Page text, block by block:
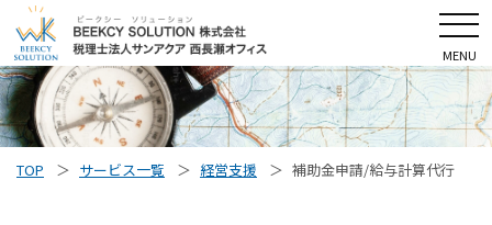
MENU
TOP サービス一覧 経営支援 補助金申請/給与計算代行